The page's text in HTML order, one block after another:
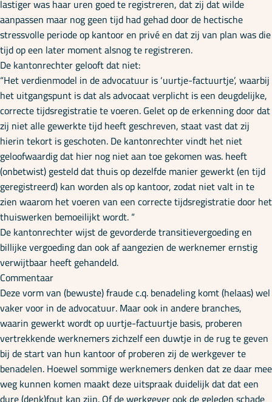
lastiger was haar uren goed te registreren, dat zij dat wilde
aanpassen maar nog geen tijd had gehad door de hectische
stressvolle periode op kantoor en privé en dat zij van plan was die
tijd op een later moment alsnog te registreren.
De kantonrechter gelooft dat niet:
“Het verdienmodel in de advocatuur is ‘uurtje-factuurtje’, waarbij
het uitgangspunt is dat als advocaat verplicht is een deugdelijke,
correcte tijdsregistratie te voeren. Gelet op de erkenning door dat
zij niet alle gewerkte tijd heeft geschreven, staat vast dat zij
hierin tekort is geschoten. De kantonrechter vindt het niet
geloofwaardig dat hier nog niet aan toe gekomen was. heeft
(onbetwist) gesteld dat thuis op dezelfde manier gewerkt (en tijd
geregistreerd) kan worden als op kantoor, zodat niet valt in te
zien waarom het voeren van een correcte tijdsregistratie door het
thuiswerken bemoeilijkt wordt. “
De kantonrechter wijst de gevorderde transitievergoeding en
billijke vergoeding dan ook af aangezien de werknemer ernstig
verwijtbaar heeft gehandeld.
Commentaar
Deze vorm van (bewuste) fraude c.q. benadeling komt (helaas) wel
vaker voor in de advocatuur. Maar ook in andere branches,
waarin gewerkt wordt op uurtje-factuurtje basis, proberen
vertrekkende werknemers zichzelf een duwtje in de rug te geven
bij de start van hun kantoor of proberen zij de werkgever te
benadelen. Hoewel sommige werknemers denken dat ze daar mee
weg kunnen komen maakt deze uitspraak duidelijk dat dat een